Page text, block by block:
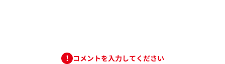
コメントを入力してください